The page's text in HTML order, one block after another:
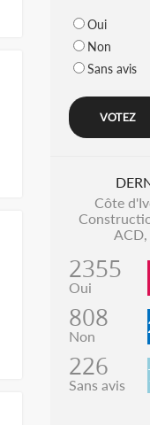
Oui
Non
Sans avis
Côte
ACD,
2355
Oui
808
Non
226
Sans avis